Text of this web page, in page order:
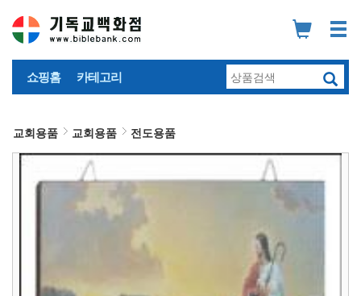
쇼핑홈 카테고리
교회용품 교회용품 전도용품